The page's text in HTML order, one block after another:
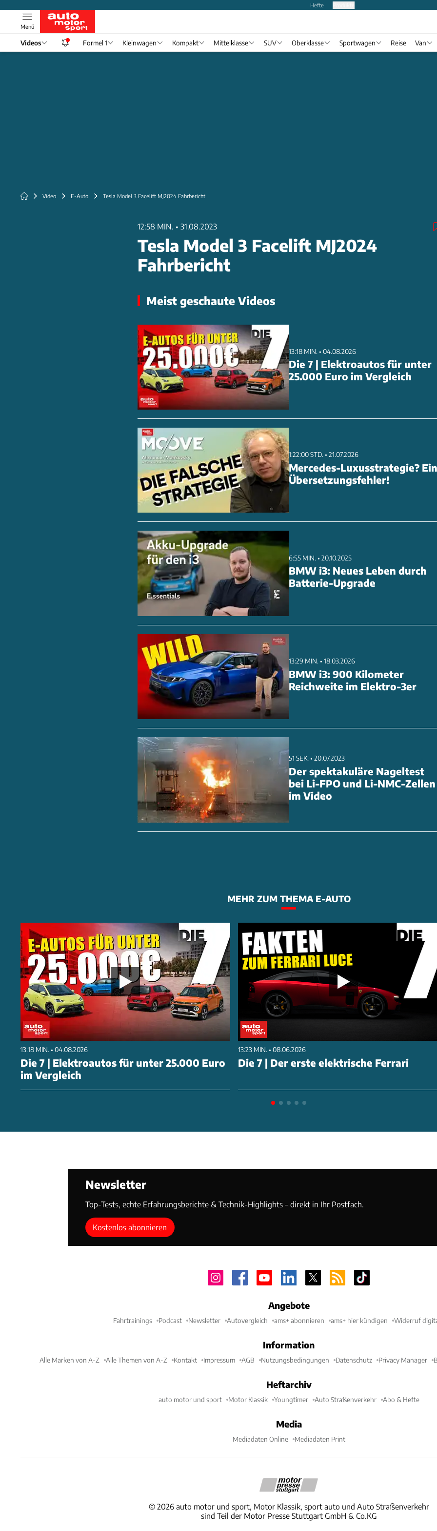
Hefte
Menü
Videos Formel 1 Kleinwagen Kompakt Mittelklasse SUV Oberklasse Sportwagen Reise Van
Video E-Auto Tesla Model 3 Facelift MJ2024 Fahrbericht
12:58 MIN. • 31.08.2023
Tesla Model 3 Facelift MJ2024
Fahrbericht
Meist geschaute Videos
13:18 MIN. • 04.08.2026
Die 7 | Elektroautos für unter
25.000 Euro im Vergleich
1:22:00 STD. • 21.07.2026
Mercedes-Luxusstrategie? Ein
Übersetzungsfehler!
6:55 MIN. • 20.10.2025
BMW i3: Neues Leben durch
Batterie-Upgrade
13:29 MIN. • 18.03.2026
BMW i3: 900 Kilometer
Reichweite im Elektro-3er
51 SEK. • 20.07.2023
Der spektakuläre Nageltest
bei Li-FPO und Li-NMC-Zellen
im Video
MEHR ZUM THEMA E-AUTO
13:18 MIN. • 04.08.2026
Die 7 | Elektroautos für unter 25.000 Euro
im Vergleich
13:23 MIN. • 08.06.2026
Die 7 | Der erste elektrische Ferrari
Newsletter
Top-Tests, echte Erfahrungsberichte & Technik-Highlights – direkt in Ihr Postfach.
Kostenlos abonnieren
Angebote
Fahrtrainings Podcast Newsletter Autovergleich ams+ abonnieren ams+ hier kündigen Widerruf
Information
Alle Marken von A-Z Alle Themen von A-Z Kontakt Impressum AGB Nutzungsbedingungen Datenschutz Privacy Manager
Heftarchiv
auto motor und sport Motor Klassik Youngtimer Auto Straßenverkehr Abo & Hefte
Media
Mediadaten Online Mediadaten Print
© 2026 auto motor und sport, Motor Klassik, sport auto und Auto Straßenverkehr
sind Teil der Motor Presse Stuttgart GmbH & Co.KG